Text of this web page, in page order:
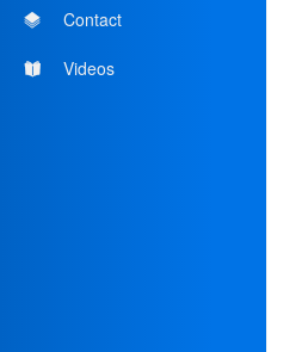
Contact
Videos